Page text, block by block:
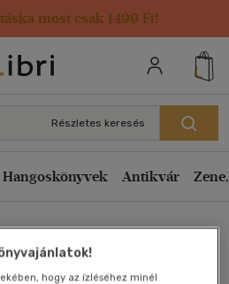
most csak 1499 Ft!
adatai
Részletes keresés
Hangoskönyvek Antikvár
csökkenő
növekvő
hogy az ízléséhez minél